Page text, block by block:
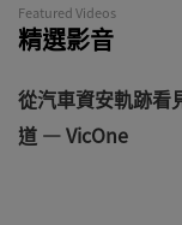
Featured Videos
精選影音
從汽車資安軌跡看
道 — VicOne